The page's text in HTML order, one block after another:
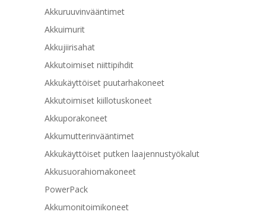
Akkuruuvinvääntimet
Akkuimurit
Akkujiirisahat
Akkutoimiset niittipihdit
Akkukäyttöiset puutarhakoneet
Akkutoimiset kiillotuskoneet
Akkuporakoneet
Akkumutterinvääntimet
Akkukäyttöiset putken laajennustyökalut
Akkusuorahiomakoneet
PowerPack
Akkumonitoimikoneet